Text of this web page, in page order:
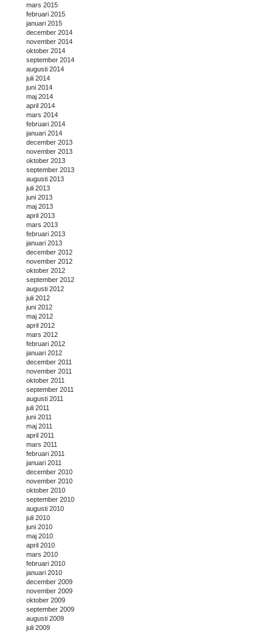
mars 2015
februari 2015
januari 2015
december 2014
november 2014
oktober 2014
september 2014
augusti 2014
juli 2014
juni 2014
maj 2014
april 2014
mars 2014
februari 2014
januari 2014
december 2013
november 2013
oktober 2013
september 2013
augusti 2013
juli 2013
juni 2013
maj 2013
april 2013
mars 2013
februari 2013
januari 2013
december 2012
november 2012
oktober 2012
september 2012
augusti 2012
juli 2012
juni 2012
maj 2012
april 2012
mars 2012
februari 2012
januari 2012
december 2011
november 2011
oktober 2011
september 2011
augusti 2011
juli 2011
juni 2011
maj 2011
april 2011
mars 2011
februari 2011
januari 2011
december 2010
november 2010
oktober 2010
september 2010
augusti 2010
juli 2010
juni 2010
maj 2010
april 2010
mars 2010
februari 2010
januari 2010
december 2009
november 2009
oktober 2009
september 2009
augusti 2009
juli 2009